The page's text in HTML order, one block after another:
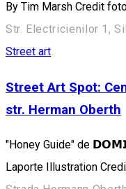
By Tim Marsh Credit
Str. Electricienilor 1,
Street art
Street Art Spot:
str. Herman Oberth
"Honey Guide" de
Laporte Illustration